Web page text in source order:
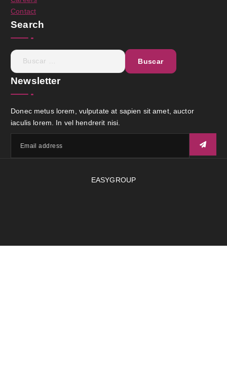
Contact
Search
Newsletter
Donec metus lorem, vulputate at sapien sit amet, auctor
iaculis lorem. In vel hendrerit nisi.
EASYGROUP